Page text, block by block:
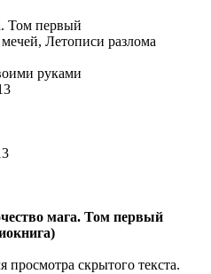
Том первый
Летописи разлома
руками
мага. Том первый
скрытого текста.